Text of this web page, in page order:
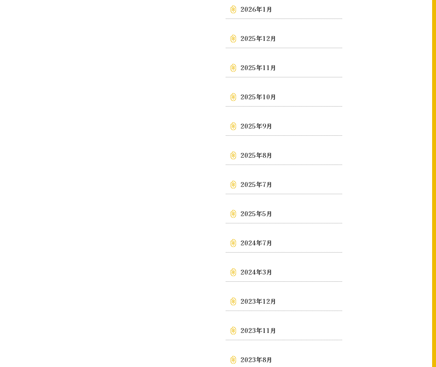
2026年1月
2025年12月
2025年11月
2025年10月
2025年9月
2025年8月
2025年7月
2025年5月
2024年7月
2024年3月
2023年12月
2023年11月
2023年8月